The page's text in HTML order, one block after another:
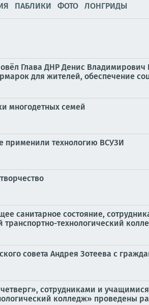
ПАБЛИКИ ФОТО ЛОНГРИДЫ
Глава ДНР Денис
для жителей, обеспечение
многодетных семей
применили технологию ВСУЗИ
санитарное состояние,
технологический
совета Андрея Зотеева с
сотрудниками и
колледж» проведены